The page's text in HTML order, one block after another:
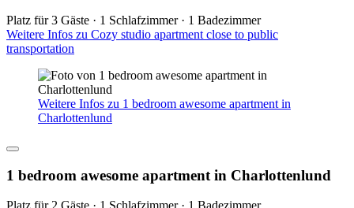
Platz für 3 Gäste · 1 Schlafzimmer · 1 Badezimmer
Weitere Infos zu Cozy studio apartment close to public
transportation
Weitere Infos zu 1 bedroom awesome apartment in
Charlottenlund
1 bedroom awesome apartment in Charlottenlund